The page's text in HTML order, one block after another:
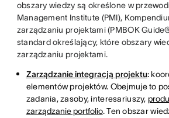
obszary wiedzy są określone w
Management Institute (PMI),
zarządzaniu projektami (PMBOK
standard określający, które obszary
zarządzaniu projektami.
Zarządzanie integracją projektu:
elementów projektów. Obejmuje to
zadania, zasoby, interesariuszy,
zarządzanie portfolio. Ten obszar